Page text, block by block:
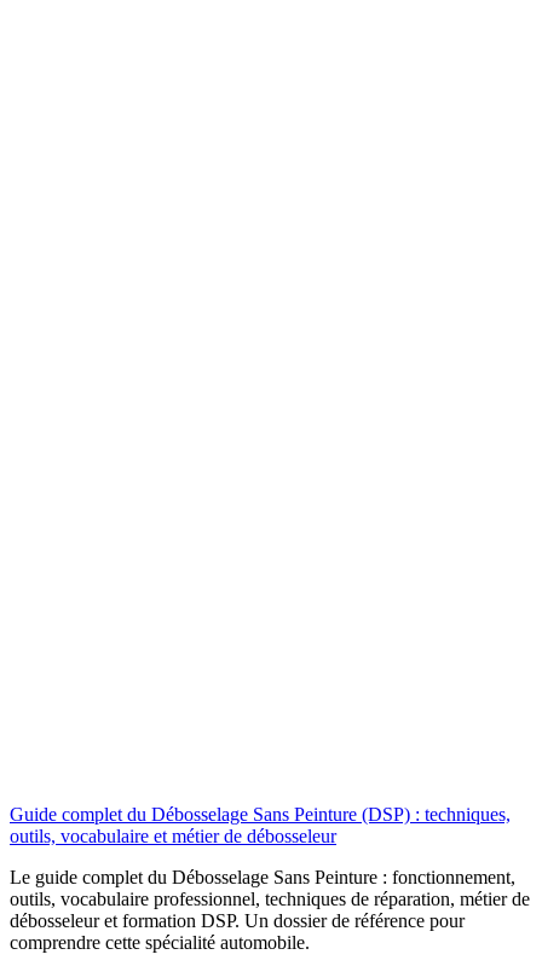
Guide complet du Débosselage Sans Peinture (DSP) : techniques,
outils, vocabulaire et métier de débosseleur
Le guide complet du Débosselage Sans Peinture : fonctionnement,
outils, vocabulaire professionnel, techniques de réparation, métier de
débosseleur et formation DSP. Un dossier de référence pour
comprendre cette spécialité automobile.